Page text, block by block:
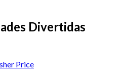
Divertidas
Price